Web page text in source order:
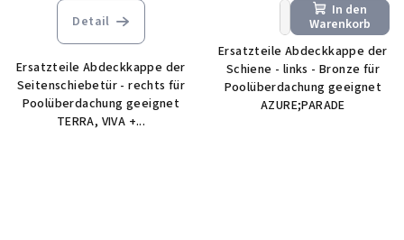
Detail
Ersatzteile Abdeckkappe der
Seitenschiebetür - rechts für
Poolüberdachung geeignet
TERRA, VIVA +...
In den
Warenkorb
Ersatzteile Abdeckkappe der
Schiene - links - Bronze für
Poolüberdachung geeignet
AZURE;PARADE